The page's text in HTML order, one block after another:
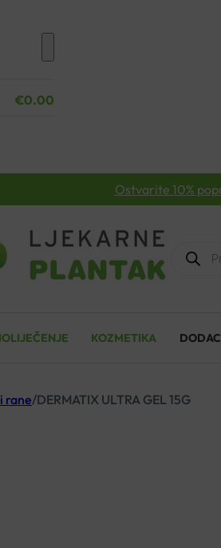
€0.00
Ostvarite 10%
Products
search
KOZMETIKA
rane/DERMATIX ULTRA GEL 15G